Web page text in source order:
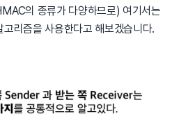
의 종류가 다양하므로) 여기서는
리즘을 사용한다고 해보겠습니다.